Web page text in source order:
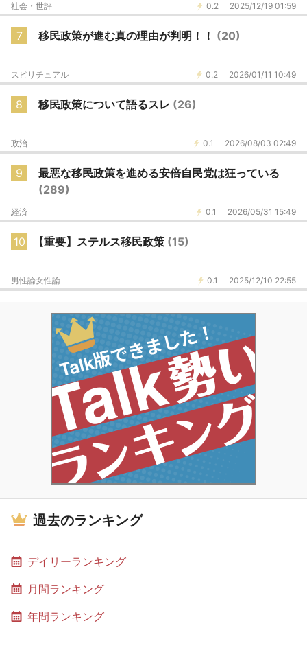
0.2 2025/12/19 01:59
社会・世評
7 移民政策が進む真の理由が判明！！ (20)
0.2 2026/01/11 10:49
スピリチュアル
8 移民政策について語るスレ (26)
0.1 2026/08/03 02:49
政治
9
最悪な移民政策を進める安倍自民党は狂っている
(289)
0.1 2026/05/31 15:49
経済
10 【重要】ステルス移民政策 (15)
0.1 2025/12/10 22:55
男性論女性論
過去のランキング
デイリーランキング
月間ランキング
年間ランキング